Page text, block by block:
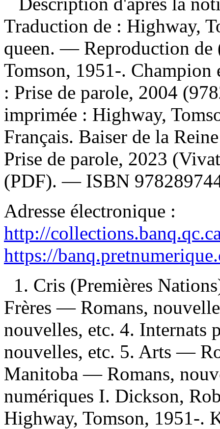
Traduction de : Highway,
queen. — Reproduction
Tomson, 1951-. Champion
: Prise de parole, 2004
imprimée : Highway,
Français. Baiser de la
Prise de parole, 2023
(PDF). — ISBN
Adresse électronique :
http://
https://
1. Cris (Premières
Frères — Romans,
nouvelles, etc. 4.
nouvelles, etc. 5. Arts —
Manitoba — Romans,
numériques I. Dickson,
Highway, Tomson, 1951-.